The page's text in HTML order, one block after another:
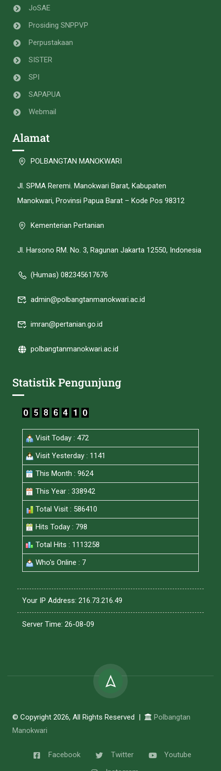
JoSAE
Prosiding SNPPVP
Perpustakaan
SISTER
SPI
SAPAPUA
Webmail
Alamat
POLBANGTAN MANOKWARI
Jl. SPMA Reremi. Manokwari Barat, Kabupaten
Manokwari, Provinsi Papua Barat – Kode Pos 98312
Kementerian Pertanian
Jl. Harsono RM. No. 3, Ragunan Jakarta 12550, Indonesia
(Humas) 082345617676
admin@polbangtanmanokwari.ac.id
imran@pertanian.go.id
polbangtanmanokwari.ac.id
Statistik Pengunjung
Visit Today : 472
Visit Yesterday : 1141
This Month : 9624
This Year : 338942
Total Visit : 586410
Hits Today : 798
Total Hits : 1113258
Who's Online : 7
Your IP Address: 216.73.216.49
Server Time: 26-08-09
© Copyright 2026, All Rights Reserved |
Polbangtan
Manokwari
Facebook Twitter
Youtube